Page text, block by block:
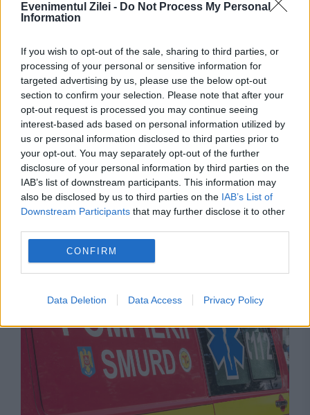
Evenimentul Zilei - Do Not Process My Personal
Information
If you wish to opt-out of the sale, sharing to third parties, or
processing of your personal or sensitive information for
targeted advertising by us, please use the below opt-out
section to confirm your selection. Please note that after your
opt-out request is processed you may continue seeing
interest-based ads based on personal information utilized by
us or personal information disclosed to third parties prior to
your opt-out. You may separately opt-out of the further
disclosure of your personal information by third parties on the
IAB’s list of downstream participants. This information may
also be disclosed by us to third parties on the IAB’s List of
Downstream Participants that may further disclose it to other
CONFIRM
Data Deletion Data Access Privacy Policy
adresa lui Bolojan
INTERNATIONAL
Primele decese provocate de ciclozporiază,
raportate în SUA. Focarul continuă să se
extindă